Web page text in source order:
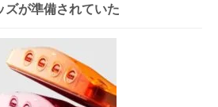
ズが準備されていた